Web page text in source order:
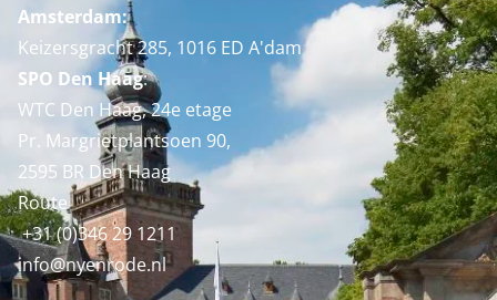
Amsterdam:
Keizersgracht 285, 1016 ED A'dam
SPO Den Haag:
WTC Den Haag, 24e etage
Pr. Margrietplantsoen 90,
2595 BR Den Haag
Route
+31 (0)346 29 1211
info@nyenrode.nl